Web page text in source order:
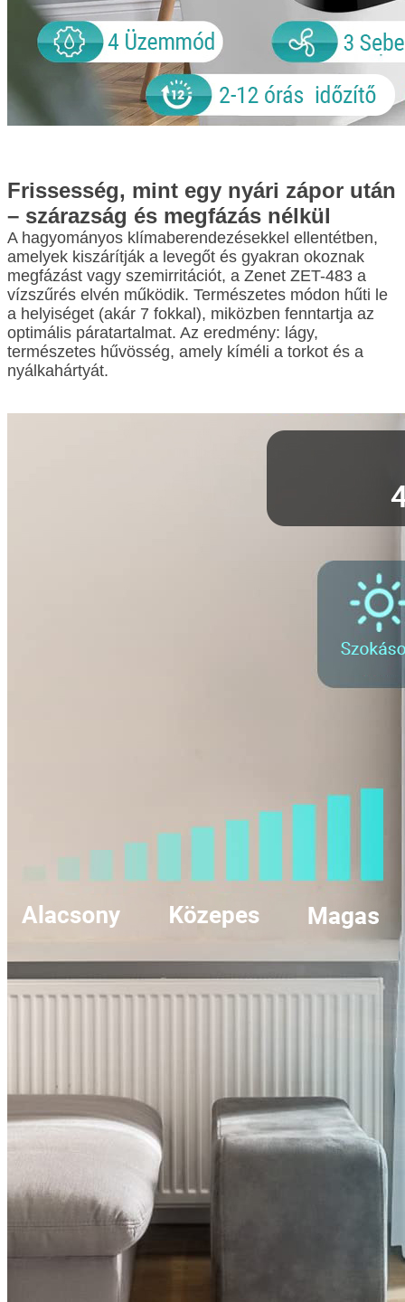
Frissesség, mint egy nyári zápor után
– szárazság és megfázás nélkül
A hagyományos klímaberendezésekkel ellentétben,
amelyek kiszárítják a levegőt és gyakran okoznak
megfázást vagy szemirritációt, a Zenet ZET-483 a
vízszűrés elvén működik. Természetes módon hűti le
a helyiséget (akár 7 fokkal), miközben fenntartja az
optimális páratartalmat. Az eredmény: lágy,
természetes hűvösség, amely kíméli a torkot és a
nyálkahártyát.